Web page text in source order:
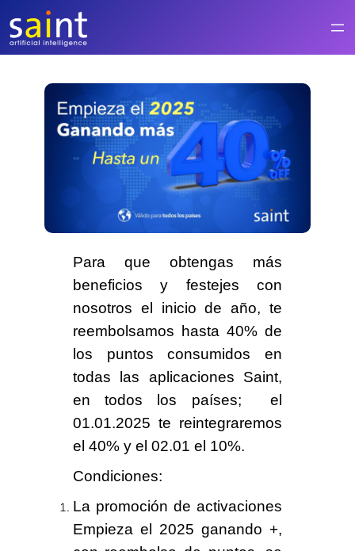
contenido
Para que obtengas más
beneficios y festejes con
nosotros el inicio de año,te
reembolsamos hasta 40% de
los puntos consumidos en
todas las aplicaciones Saint,
en todos los países;
el
01.01.2025 te reintegraremos
el 40% y el 02.01 el 10%.
Condiciones:
La promoción de activaciones
Empieza el 2025 ganando +,